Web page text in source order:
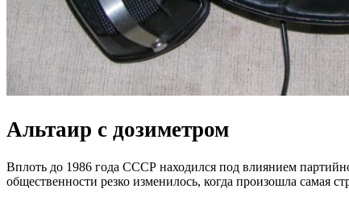
Альтаир с дозиметром
Вплоть до 1986 года СССР находился под влиянием
общественности резко изменилось, когда произошла самая